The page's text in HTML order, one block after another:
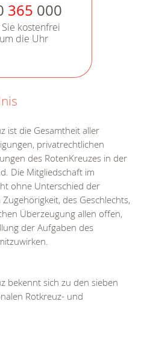
365 000
kostenfrei
die Uhr
ist die Gesamtheit aller
privatrechtlichen
des RotenKreuzes in der
Die Mitgliedschaft im
ohne Unterschied der
des Geschlechts,
Überzeugung allen offen,
der Aufgaben des
bekennt sich zu den sieben
Rotkreuz- und